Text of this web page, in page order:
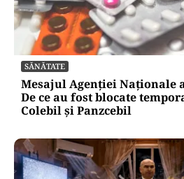
SĂNĂTATE
Mesajul Agenției Naționale
De ce au fost blocate
Colebil și Panzcebil